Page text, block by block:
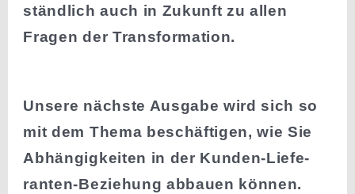
ständlich auch in Zukunft zu allen
Fragen der Transformation.
Unsere nächste Ausgabe wird sich so
mit dem Thema beschäf­tigen, wie Sie
Abhän­gig­keiten in der Kunden-Liefe­
ranten-Beziehung abbauen können.